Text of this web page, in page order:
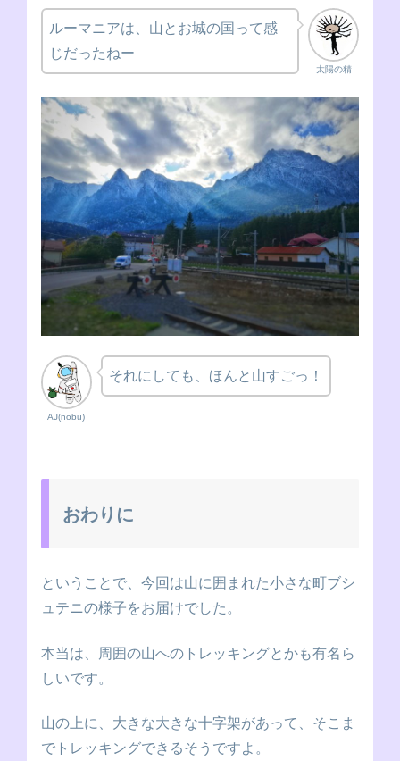
太陽の精
ルーマニアは、山とお城の国って感
じだったねー
AJ(nobu)
それにしても、ほんと山すごっ！
おわりに
ということで、今回は山に囲まれた小さな町ブシ
ュテニの様子をお届けでした。
本当は、周囲の山へのトレッキングとかも有名ら
しいです。
山の上に、大きな大きな十字架があって、そこま
でトレッキングできるそうですよ。